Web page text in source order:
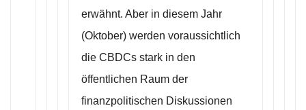
erwähnt. Aber in diesem Jahr
(Oktober) werden voraussichtlich
die CBDCs stark in den
öffentlichen Raum der
finanzpolitischen Diskussionen